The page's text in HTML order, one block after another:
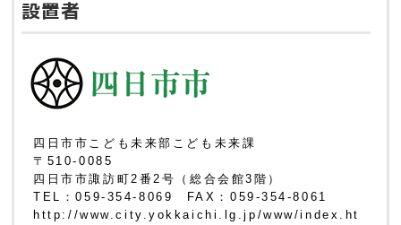
設置者
四日市市こども未来部こども未来課
〒510-0085
四日市市諏訪町2番2号（総合会館3階）
TEL：059-354-8069 FAX：059-354-8061
http://www.city.yokkaichi.lg.jp/www/index.ht